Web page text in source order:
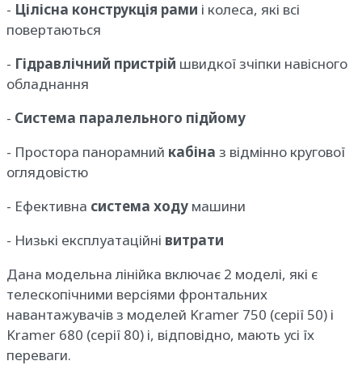
- Цілісна конструкція рами і колеса, які всі
повертаються
- Гідравлічний пристрій швидкої зчіпки навісного
обладнання
- Система паралельного підйому
- Простора панорамний кабіна з відмінно кругової
оглядовістю
- Ефективна система ходу машини
- Низькі експлуатаційні витрати
Дана модельна лінійка включає 2 моделі, які є
телескопічними версіями фронтальних
навантажувачів з моделей Kramer 750 (серії 50) і
Kramer 680 (серії 80) і, відповідно, мають усі їх
переваги.